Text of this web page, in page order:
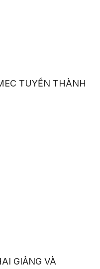
TUYỂN THÀNH
GIẢNG VÀ